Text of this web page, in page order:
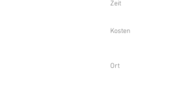
Zeit
Kosten
Ort